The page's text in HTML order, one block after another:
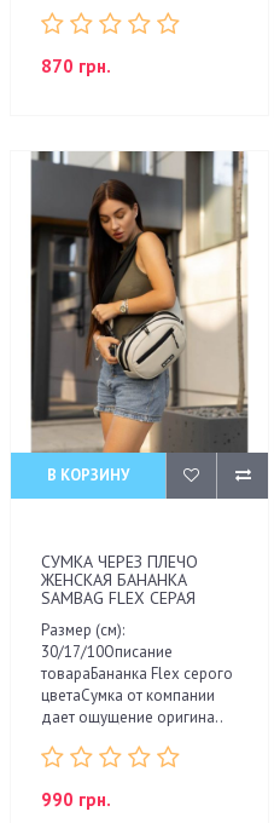
870 грн.
В КОРЗИНУ
СУМКА ЧЕРЕЗ ПЛЕЧО
ЖЕНСКАЯ БАНАНКА
SAMBAG FLEX СЕРАЯ
Размер (см):
30/17/10Описание
товараБананка Flex серого
цветаСумка от компании
дает ощущение оригина..
990 грн.